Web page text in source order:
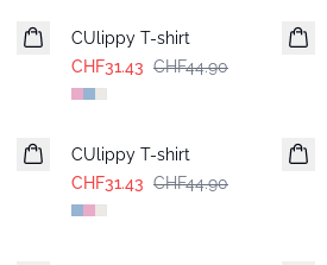
CUlippy T-shirt
CHF31.43 CHF44.90
-30%
CUlippy T-shirt
CHF31.43 CHF44.90